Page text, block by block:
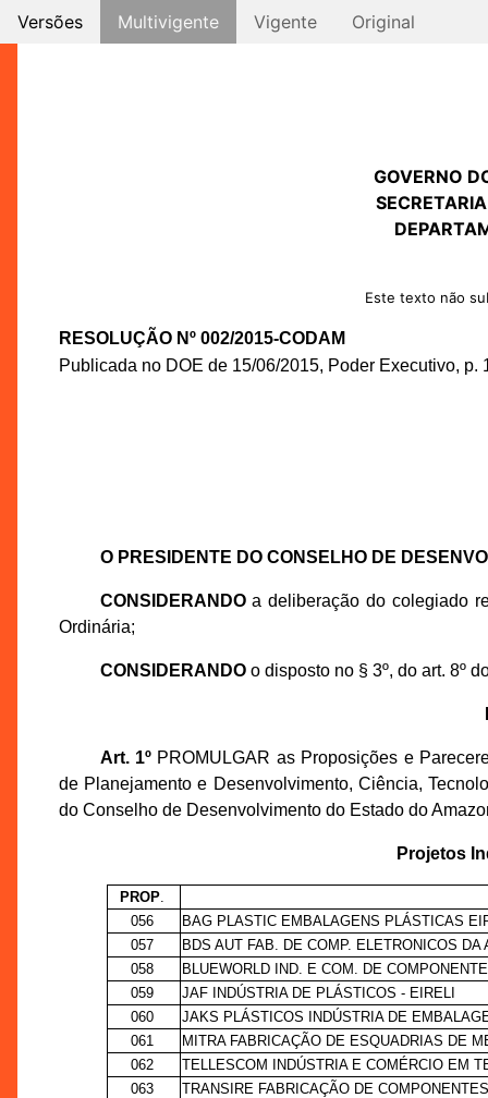
Versões Multivigente Vigente Original
GOVERNO
Este texto não
RESOLUÇÃO Nº 002/2015-CODAM
Publicada no DOE de 15/06/2015, Poder Executivo, p.
O PRESIDENTE DO CONSELHO DE
CONSIDERANDOa deliberação do colegiado
Ordinária;
CONSIDERANDOo disposto no § 3º, do art. 8º
Art. 1º PROMULGAR as Proposições e
de Planejamento e Desenvolvimento, Ciência,
do Conselho de Desenvolvimento do Estado do
Projetos
PROP.
056
BAG PLASTIC EMBALAGENS PLÁSTICAS
057
BDS AUT FAB. DE COMP. ELETRONICOS DA
058
BLUEWORLD IND. E COM. DE
059
JAF INDÚSTRIA DE PLÁSTICOS - EIRELI
060
JAKS PLÁSTICOS INDÚSTRIA DE
061
MITRA FABRICAÇÃO DE ESQUADRIAS DE
062
TELLESCOM INDÚSTRIA E COMÉRCIO EM
063
TRANSIRE FABRICAÇÃO DE